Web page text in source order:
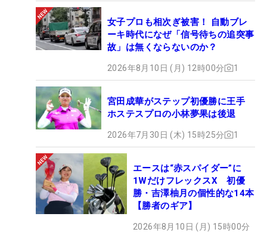
女子プロも相次ぎ被害！ 自動ブレ
ーキ時代になぜ「信号待ちの追突事
故」は無くならないのか？
2026年8月10日 (月) 12時00分 1
宮田成華がステップ初優勝に王手
ホステスプロの小林夢果は後退
2026年7月30日 (木) 15時25分 1
エースは“赤スパイダー”に
1WだけフレックスX 初優
勝・吉澤柚月の個性的な14本
【勝者のギア】
2026年8月10日 (月) 15時00分